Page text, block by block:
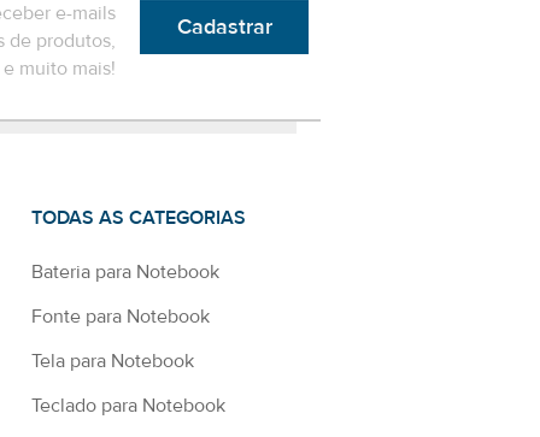
e-mails
de produtos,
muito mais!
Cadastrar
TODAS AS CATEGORIAS
Bateria para Notebook
Fonte para Notebook
Tela para Notebook
Teclado para Notebook